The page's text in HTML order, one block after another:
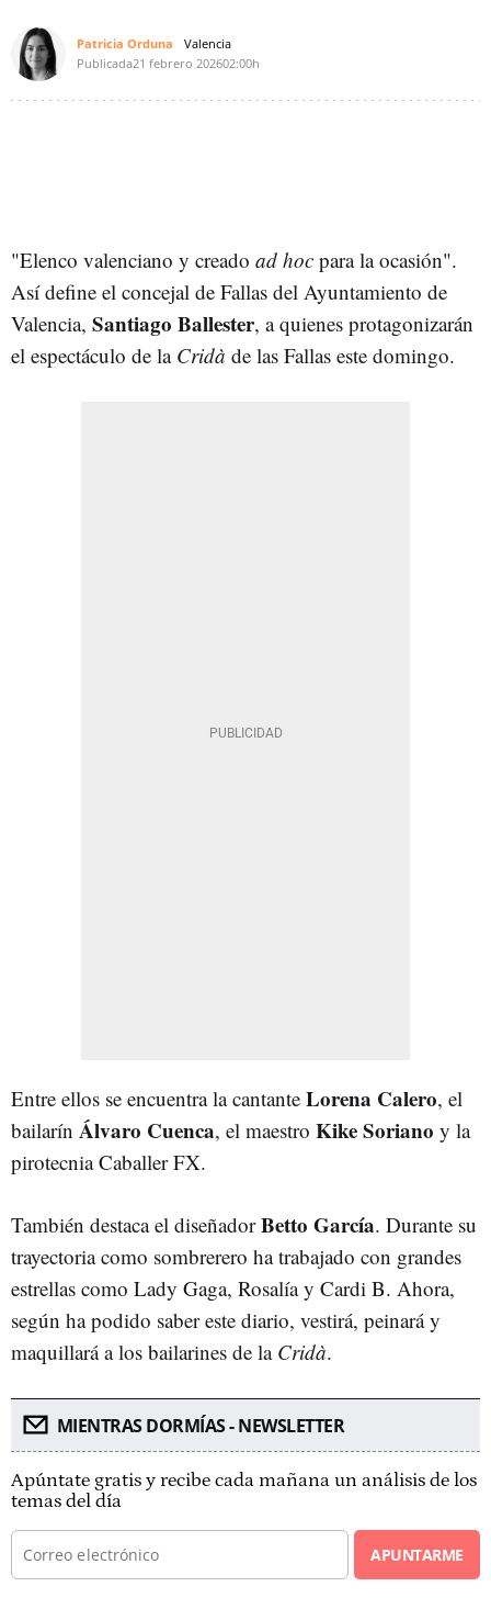
Patricia Orduna
Valencia
Publicada21 febrero 202602:00h
"Elenco valenciano y creado ad hoc para la ocasión".
Así define el concejal de Fallas del Ayuntamiento de
Valencia, Santiago Ballester, a quienes protagonizarán
el espectáculo de la Cridà de las Fallas este domingo.
Entre ellos se encuentra la cantante Lorena Calero, el
bailarín Álvaro Cuenca, el maestro Kike Soriano y la
pirotecnia Caballer FX.
También destaca el diseñadorBetto García. Durante su
trayectoria como sombrerero ha trabajado con grandes
estrellas como Lady Gaga, Rosalía y Cardi B. Ahora,
según ha podido saber este diario, vestirá, peinará y
maquillará a los bailarines de la Cridà.
MIENTRAS DORMÍAS - NEWSLETTER
Apúntate gratis y recibe cada mañana un análisis de los
temas del día
APUNTARME